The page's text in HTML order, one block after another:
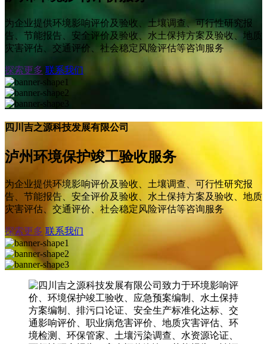
为企业提供环境影响评价及验收、土壤调查、可行性研究报
告、节能报告、安全评价及验收、水土保持方案及验收、地质
灾害评估、交通评价、社会稳定风险评估等咨询服务
探索更多 联系我们
四川吉之源科技发展有限公司
泸州环境保护竣工验收服务
为企业提供环境影响评价及验收、土壤调查、可行性研究报
告、节能报告、安全评价及验收、水土保持方案及验收、地质
灾害评估、交通评价、社会稳定风险评估等咨询服务
探索更多 联系我们